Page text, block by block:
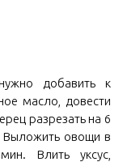
добавить к
масло, довести
разрезать на 6
Выложить овощи в
Влить уксус,